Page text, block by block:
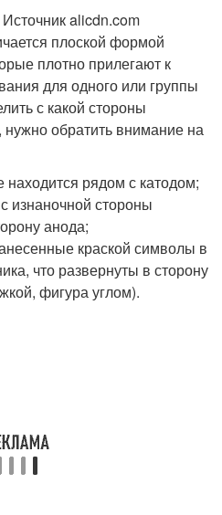
alicdn.com
плоской формой
плотно прилегают к
для одного или группы
с какой стороны
нужно обратить внимание на
находится рядом с катодом;
изнаночной стороны
анода;
краской символы в
что развернуты в сторону
фигура углом).